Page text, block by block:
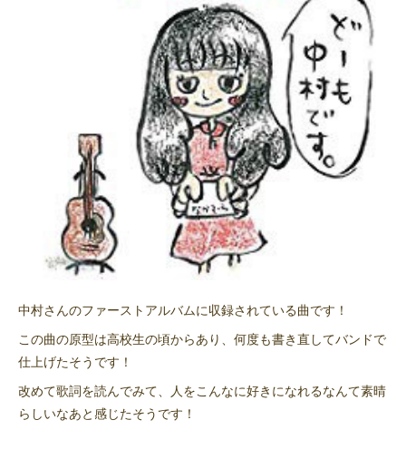
中村さんのファーストアルバムに収録されている曲です！
この曲の原型は高校生の頃からあり、何度も書き直してバンドで
仕上げたそうです！
改めて歌詞を読んでみて、人をこんなに好きになれるなんて素晴
らしいなあと感じたそうです！